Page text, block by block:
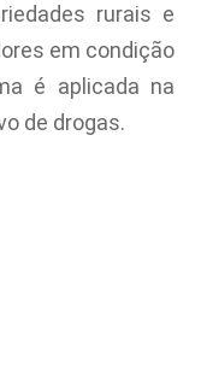
rurais e
em condição
é aplicada na
de drogas.